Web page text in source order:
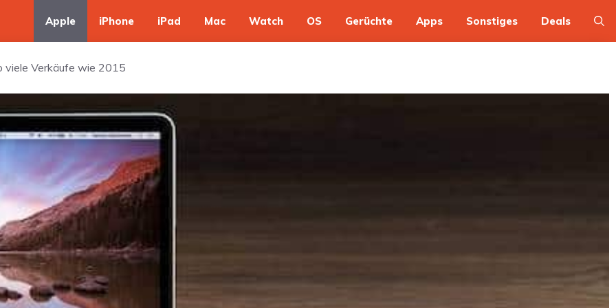
Apple iPhone iPad Mac Watch OS Gerüchte Apps Sonstiges Deals
viele Verkäufe wie 2015